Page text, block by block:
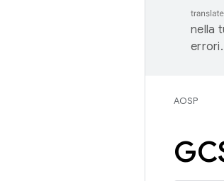
nella
errori.
AOSP